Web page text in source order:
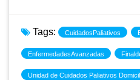
Tags: CuidadosPaliativos
EnfermedadesAvanzadas
Unidad de Cuidados Paliativos